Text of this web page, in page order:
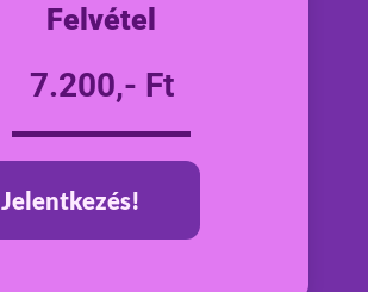
Felvétel
7.200,- Ft
Jelentkezés!